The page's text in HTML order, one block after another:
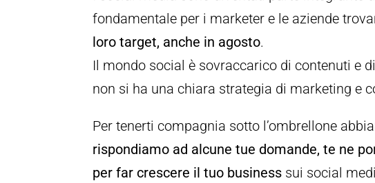
fondamentale per i marketer e le aziende
loro target, anche in agosto.
Il mondo social è sovraccarico di contenuti e
non si ha una chiara strategia di marketing e
Per tenerti compagnia sotto l’ombrellone
rispondiamo ad alcune tue domande, te ne
per far crescere il tuo business sui social